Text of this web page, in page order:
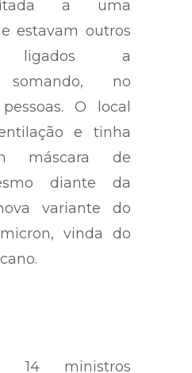
no auditório,
a uma
estavam outros
ligados a
somando, no
O local
e tinha
máscara de
diante da
variante do
vinda do